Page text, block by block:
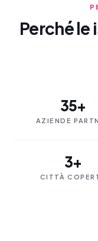
Perché
35+
AZIENDE
3+
CITTÀ